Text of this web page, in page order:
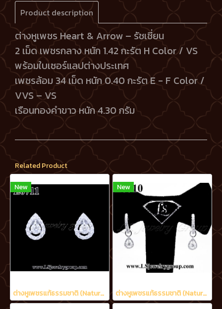
Product description
ต่างหูเพชร Heart & Arrow – รัชเชี่ยน
2 เม็ด เพชรกลาง หนัก 1.42 กะรัต H Color / VS
พร้อมใบเซอร์แลปต่างประเทศ
เพชรล้อม 34 เม็ด หนัก 0.40 กะรัต E - F Color /
VVS – VS
เรือนทองคำขาว หนัก 4.30 กรัม
Related Product
New
ต่างหูเพชรแท้ธรรมชาติ (Natural Diamonds) 0.60 Ct.
New
ต่างหูเพชรแท้ธรรมชาติ (Natural Diamonds) 0.90 Ct.